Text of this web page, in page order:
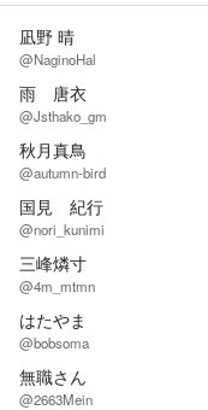
凪野 晴
@NaginoHal
雨 唐衣
@Jsthako_gm
秋月真鳥
@autumn-bird
国見 紀行
@nori_kunimi
三峰燐寸
@4m_mtmn
はたやま
@bobsoma
無職さん
@2663Mein